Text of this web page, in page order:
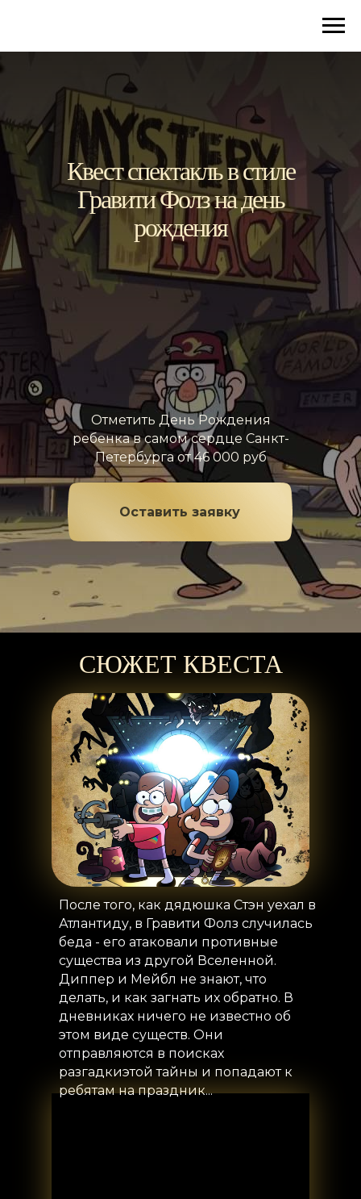
Квест спектакль в стиле
Гравити Фолз на день
рождения
Отметить День Рождения
ребенка в самом сердце Санкт-
Петербурга от 46 000 руб
Оставить заявку
СЮЖЕТ КВЕСТА
После того, как дядюшка Стэн уехал в
Атлантиду, в Гравити Фолз случилась
беда - его атаковали противные
существа из другой Вселенной.
Диппер и Мейбл не знают, что
делать, и как загнать их обратно. В
дневниках ничего не известно об
этом виде существ. Они
отправляются в поисках
разгадкиэтой тайны и попадают к
ребятам на праздник...